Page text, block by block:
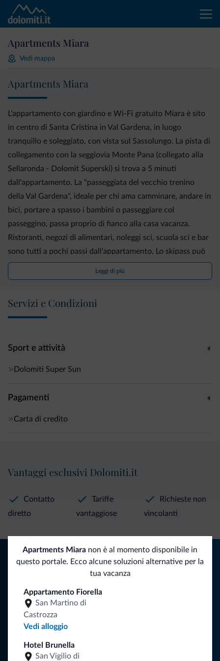
Apartments Miara
Vedi mappa
Apartments Miara
L'appartamento con giardino e Wi-Fi gratuito Miara è sito
in centro di Santa Cristina in Val Gardena, in luogo
tranquillo e soleggiato, con vista sul Sassolungo. La pista di
collegamento con la seggiovia Monte Pana (collegato alla
Sellaronda - Dolomit Superski) si trova a 5 minuti
dall'appartamento. La "passeggiata del vecchio trenino
della Val Gardena", ideale per chi ama camminare, andare in
bici, portare a spasso i bambini o passeggiare col
passeggino, passa proprio di fianco alla casa vacanza.
Ristoranti, negozi di alimentari, noleggi sci, scuola sci e bar
sono tutti a pochi passi dall'appartamento. Lo skipass può
essere prenotato tramite l'hotel skipass service. I nostri
ospiti godono dell'Apartment4.holiday Quality Service.
Leggi di più
Servizi e Condizioni
Sport e attività
Dolomiti Super Sun
Pagamenti
Carta di credito
Apartments Miara non è al momento disponibile in
questo portale. Ecco alcune soluzioni alternative per la
tua vacanza
Appartamento Fiorella
San Martino di
Castrozza
Vedi alloggio
Hotel Brunella
San Vigilio di
Vantaggi esclusivi Dolomiti.it
Contatto
diretto
Tariffe
vantaggiose
Richieste non
vincolanti
Consigli dalle Dolomiti
Riceverai informazioni, offerte esclusive e news per la tua
vacanza nelle Dolomiti.
ISCRIVITI ALLA NEWSLETTER